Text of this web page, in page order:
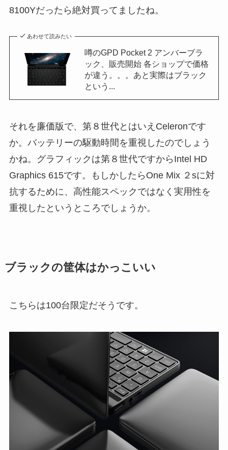
8100Yだったら絶対買ってましたね。
あわせて読みたい
噂のGPD Pocket 2 アンバーブラ
ック、販売開始 各ショップで価格
が違う。。。あと実際はブラック
という...
それを廉価版で、第８世代とはいえCeleronです
か。バッテリーの駆動時間を重視したのでしょう
かね。グラフィックは第８世代ですからIntel HD
Graphics 615です。もしかしたらOne Mix ２sに対
抗するために、高性能スペックではなく実用性を
重視したというところでしょうか。
ブラックの筐体はかっこいい
こちらは100台限定だそうです。